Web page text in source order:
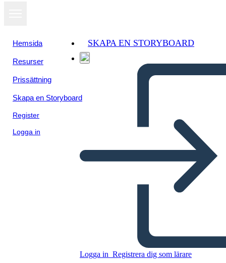
Hemsida
Resurser
Prissättning
Skapa en Storyboard
Register
Logga in
SKAPA EN STORYBOARD
Logga in Registrera dig som lärare
Sacagawea